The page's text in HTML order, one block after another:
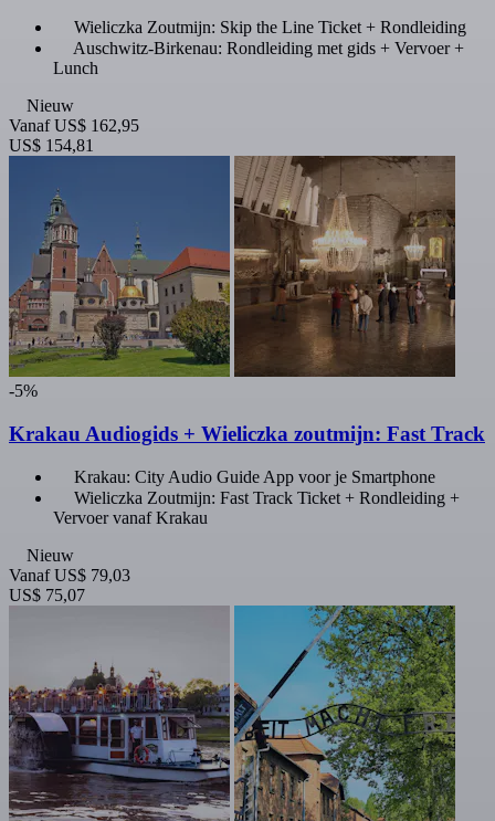
Wieliczka Zoutmijn: Skip the Line Ticket + Rondleiding
Auschwitz-Birkenau: Rondleiding met gids + Vervoer +
Lunch
Nieuw
Vanaf US$ 162,95
US$ 154,81
-5%
Krakau Audiogids + Wieliczka zoutmijn: Fast Track
Krakau: City Audio Guide App voor je Smartphone
Wieliczka Zoutmijn: Fast Track Ticket + Rondleiding +
Vervoer vanaf Krakau
Nieuw
Vanaf US$ 79,03
US$ 75,07